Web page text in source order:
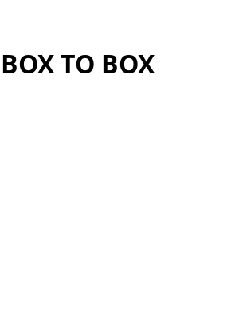
BOX TO BOX